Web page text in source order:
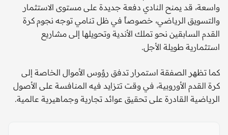
واسعة، قد يمنح النادي دفعة جديدة على مستوى الاستثمار
والتسويق الرياضي، خصوصاً في ظل تنامي توجه نجوم كرة
القدم السابقين نحو تملك الأندية وتحويلها إلى مشاريع
استثمارية طويلة الأجل.
كما تظهر الصفقة استمرار تدفق رؤوس الأموال الخاصة إلى
كرة القدم الأوروبية، في وقت تتزايد فيه المنافسة على الأصول
الرياضية القادرة على تحقيق عوائد تجارية وجماهيرية عالمية.